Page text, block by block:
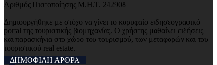
Αριθμός Πιστοποίησης Μ.Η.Τ. 242908
Δημιουργήθηκε με στόχο να γίνει το κορυφαίο ειδησεογραφικό
portal της τουριστικής βιομηχανίας. Ο χρήστης μαθαίνει ειδήσεις
και παρασκήνια στο χώρο του τουρισμού, των μεταφορών και του
τουριστικού real estate.
ΔΗΜΟΦΙΛΗ ΑΡΘΡΑ